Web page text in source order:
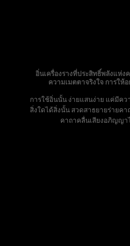
อิ่นเครื่องรางที่ประสิทธิ์พลังแห่ง
ความเมตตาจริงใจ การให้
การใช้อิ่นนั้น ง่ายแสนง่าย แค่มีคว
สิ่งใดได้สิ่งนั้น สวดสาธยายร่ายค
คาถาคลื่นเสียงอภิญญา